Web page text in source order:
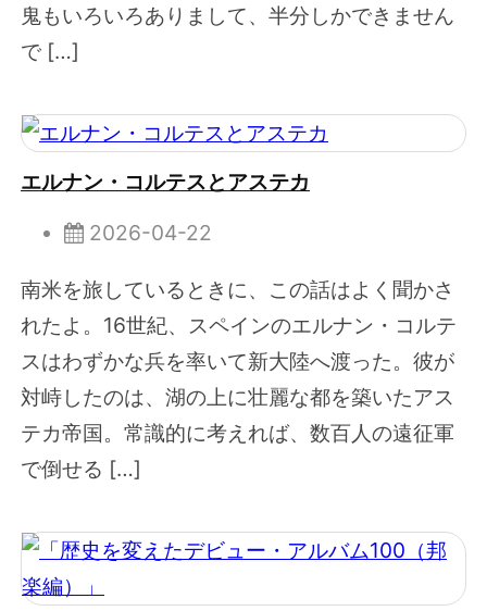
鬼もいろいろありまして、半分しかできません
で […]
エルナン・コルテスとアステカ
2026-04-22
南米を旅しているときに、この話はよく聞かさ
れたよ。16世紀、スペインのエルナン・コルテ
スはわずかな兵を率いて新大陸へ渡った。彼が
対峙したのは、湖の上に壮麗な都を築いたアス
テカ帝国。常識的に考えれば、数百人の遠征軍
で倒せる […]